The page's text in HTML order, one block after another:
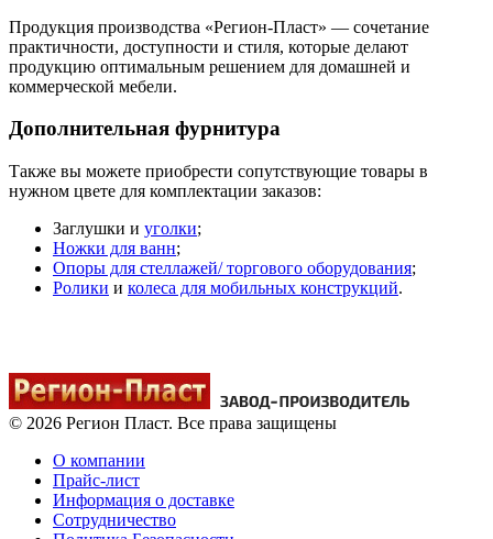
Продукция производства «Регион-Пласт» — сочетание
практичности, доступности и стиля, которые делают
продукцию оптимальным решением для домашней и
коммерческой мебели.
Дополнительная фурнитура
Также вы можете приобрести сопутствующие товары в
нужном цвете для комплектации заказов:
Заглушки и уголки;
Ножки для ванн;
Опоры для стеллажей/ торгового оборудования;
Ролики и колеса для мобильных конструкций.
© 2026 Регион Пласт. Все права защищены
О компании
Прайс-лист
Информация о доставке
Сотрудничество